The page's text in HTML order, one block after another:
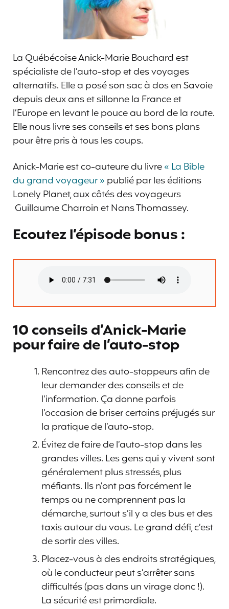
La Québécoise Anick-Marie Bouchard est
spécialiste de l’auto-stop et des voyages
alternatifs. Elle a posé son sac à dos en Savoie
depuis deux ans et sillonne la France et
l’Europe en levant le pouce au bord de la route.
Elle nous livre ses conseils et ses bons plans
pour être pris à tous les coups.
Anick-Marie est co-auteure du livre« La Bible
du grand voyageur » publié par les éditions
Lonely Planet, aux côtés des voyageurs
Guillaume Charroin et Nans Thomassey.
Ecoutez l’épisode bonus :
10 conseils d’Anick-Marie
pour faire de l’auto-stop
Rencontrez des auto-stoppeurs afin de
leur demander des conseils et de
l’information. Ça donne parfois
l’occasion de briser certains préjugés sur
la pratique de l’auto-stop.
Évitez de faire de l’auto-stop dans les
grandes villes. Les gens qui y vivent sont
généralement plus stressés, plus
méfiants. Ils n’ont pas forcément le
temps ou ne comprennent pas la
démarche, surtout s’il y a des bus et des
taxis autour du vous. Le grand défi, c’est
de sortir des villes.
Placez-vous à des endroits stratégiques,
où le conducteur peut s’arrêter sans
difficultés (pas dans un virage donc !).
La sécurité est primordiale.